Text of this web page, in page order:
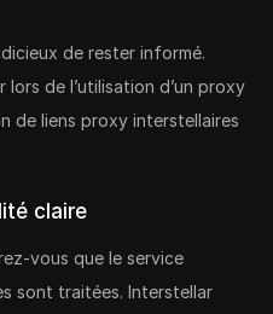
de rester informé.
de l’utilisation d’un proxy
de liens proxy interstellaires
claire
vous que le service
sont traitées. Interstellar